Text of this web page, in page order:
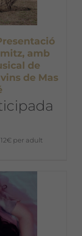
amb
de
de Mas
per adult